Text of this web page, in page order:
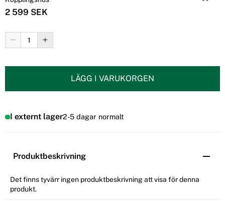
2 599 SEK
LÄGG I VARUKORGEN
I externt lager2-5 dagar normalt
Produktbeskrivning
Det finns tyvärr ingen produktbeskrivning att visa för denna
produkt.